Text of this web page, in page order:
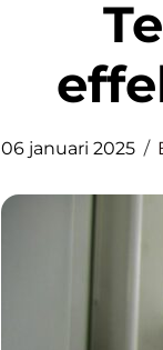
06 januari 2025